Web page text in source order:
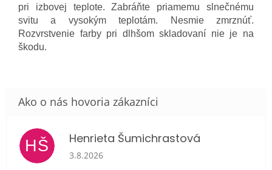
pri izbovej teplote. Zabráňte priamemu slnečnému
svitu a vysokým teplotám. Nesmie zmrznúť.
Rozvrstvenie farby pri dlhšom skladovaní nie je na
škodu.
HŠ Henrieta Šumichrastová
Hodnotenie obchodu je 5 z 5 hviezdičiek.
3.8.2026